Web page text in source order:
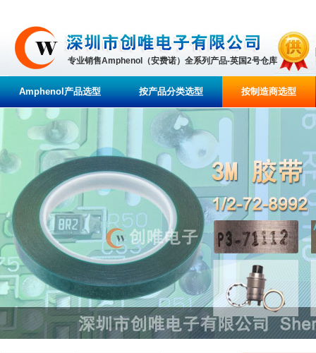
专业销售Amphenol（安费诺）全系列产品-英国2号仓库
Amphenol产品选型 按产品分类选型 按制造商选型